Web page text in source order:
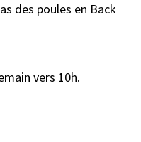
des poules en Back
vers 10h.